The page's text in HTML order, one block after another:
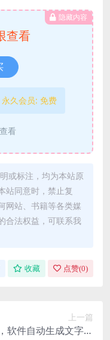
隐藏内容
查看
永久会员: 免费
看
或标注，均为本站原
站同意时，禁止复
网站、书籍等各类媒
合法权益，可联系我
收藏 点赞(0)
上一篇
软件自动生成文字动